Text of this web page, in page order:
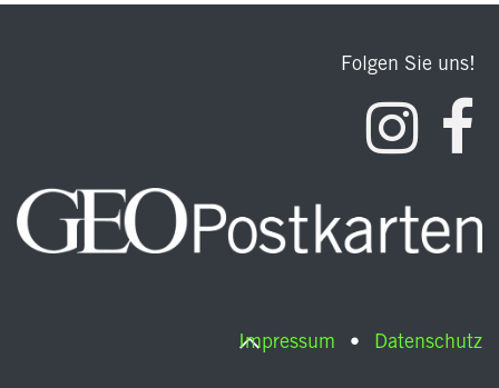
Folgen Sie uns!
Impressum • Datenschutz